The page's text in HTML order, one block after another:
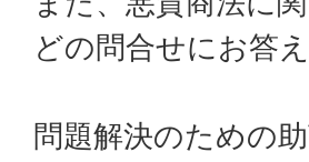
どの問合せにお答
問題解決のための